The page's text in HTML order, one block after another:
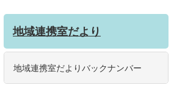
地域連携室だより
地域連携室だよりバックナンバー